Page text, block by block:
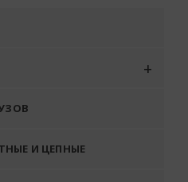
И ЦЕПНЫЕ